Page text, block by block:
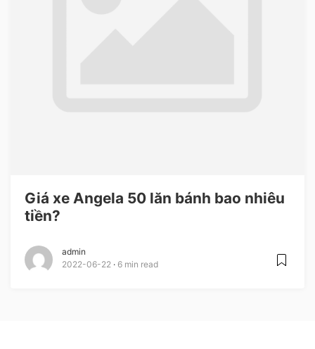
Giá xe Angela 50 lăn bánh bao nhiêu
tiền?
admin
2022-06-22
6 min read